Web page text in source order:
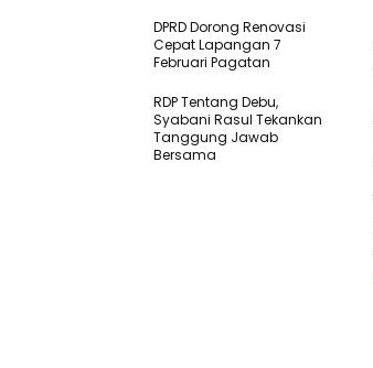
DPRD Dorong Renovasi
Cepat Lapangan 7
Februari Pagatan
RDP Tentang Debu,
Syabani Rasul Tekankan
Tanggung Jawab
Bersama